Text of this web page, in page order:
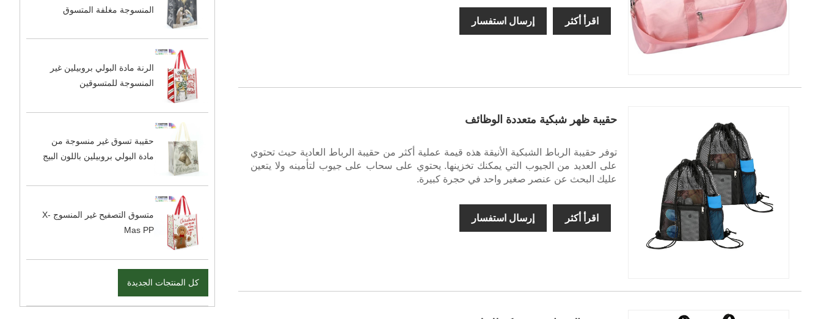
المنسوجة مغلفة المتسوق
الرنة مادة البولي بروبيلين غير
المنسوجة للمتسوقين
حقيبة تسوق غير منسوجة من
مادة البولي بروبيلين باللون البيج
متسوق التصفيح غير المنسوج X-
Mas PP
كل المنتجات الجديدة
اقرأ أكثر إرسال استفسار
حقيبة ظهر شبكية متعددة الوظائف
توفر حقيبة الرباط الشبكية الأنيقة هذه قيمة عملية أكثر من حقيبة الرباط العادية حيث تحتوي
على العديد من الجيوب التي يمكنك تخزينها. يحتوي على سحاب على جيوب لتأمينه ولا يتعين
عليك البحث عن عنصر صغير واحد في حجرة كبيرة.
اقرأ أكثر إرسال استفسار